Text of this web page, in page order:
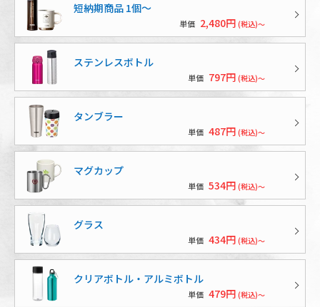
短納期商品 1個〜
単価 2,480円 (税込)～
ステンレスボトル
単価 797円 (税込)～
タンブラー
単価 487円 (税込)～
マグカップ
単価 534円 (税込)～
グラス
単価 434円 (税込)～
クリアボトル・アルミボトル
単価 479円 (税込)～